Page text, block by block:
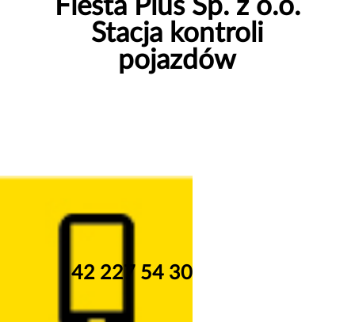
Fiesta Plus Sp. z o.o.
Stacja kontroli
pojazdów
42 227 54 30